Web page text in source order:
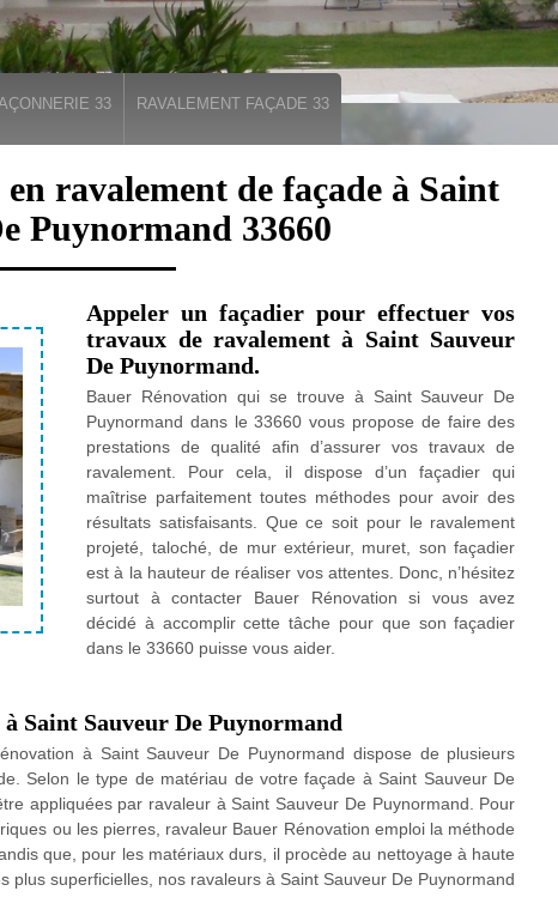
33 RAVALEMENT FAÇADE 33
ravalement de façade à Saint
Puynormand 33660
Appeler un façadier pour effectuer vos
travaux de ravalement à Saint Sauveur
De Puynormand.
Bauer Rénovation qui se trouve à Saint Sauveur De
Puynormand dans le 33660 vous propose de faire des
prestations de qualité afin d’assurer vos travaux de
ravalement. Pour cela, il dispose d’un façadier qui
maîtrise parfaitement toutes méthodes pour avoir des
résultats satisfaisants. Que ce soit pour le ravalement
projeté, taloché, de mur extérieur, muret, son façadier
est à la hauteur de réaliser vos attentes. Donc, n’hésitez
surtout à contacter Bauer Rénovation si vous avez
décidé à accomplir cette tâche pour que son façadier
dans le 33660 puisse vous aider.
Saint Sauveur De Puynormand
à Saint Sauveur De Puynormand dispose de plusieurs
Selon le type de matériau de votre façade à Saint Sauveur De
appliquées par ravaleur à Saint Sauveur De Puynormand. Pour
ou les pierres, ravaleur Bauer Rénovation emploi la méthode
que, pour les matériaux durs, il procède au nettoyage à haute
plus superficielles, nos ravaleurs à Saint Sauveur De Puynormand